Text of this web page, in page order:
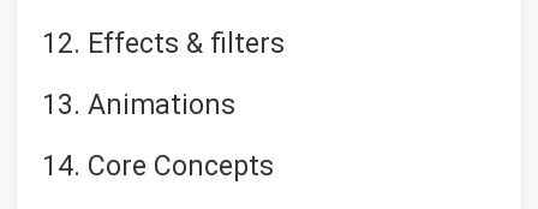
12. Effects & filters
13. Animations
14. Core Concepts